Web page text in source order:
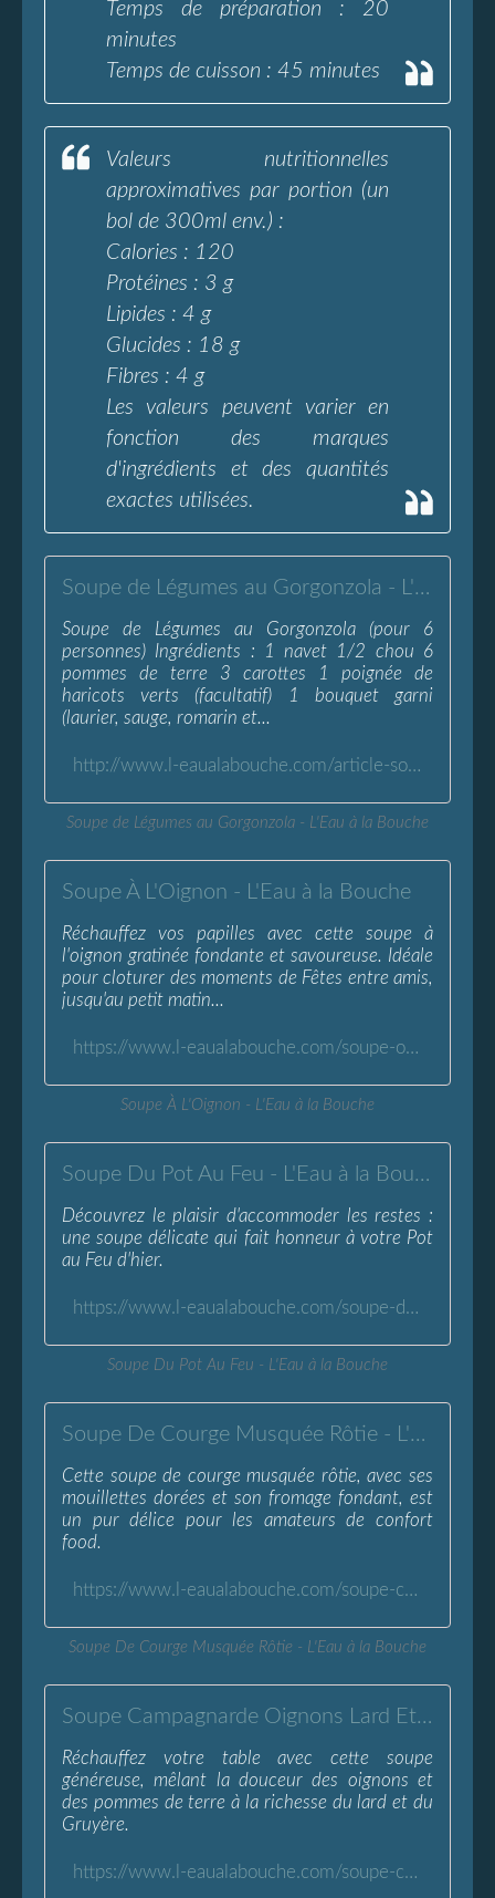
Temps de préparation : 20
minutes
Temps de cuisson : 45 minutes
Valeurs nutritionnelles
approximatives par portion (un
bol de 300ml env.) :
Calories : 120
Protéines : 3 g
Lipides : 4 g
Glucides : 18 g
Fibres : 4 g
Les valeurs peuvent varier en
fonction des marques
d'ingrédients et des quantités
exactes utilisées.
Soupe de Légumes au Gorgonzola - L'Eau à la Bouche
Soupe de Légumes au Gorgonzola (pour 6
personnes) Ingrédients : 1 navet 1/2 chou 6
pommes de terre 3 carottes 1 poignée de
haricots verts (facultatif) 1 bouquet garni
(laurier, sauge, romarin et...
http://www.l-eaualabouche.com/article-soupe-l%C3%A9gumes-gorgonzola-35736595.html
Soupe de Légumes au Gorgonzola - L'Eau à la Bouche
Soupe À L'Oignon - L'Eau à la Bouche
Réchauffez vos papilles avec cette soupe à
l'oignon gratinée fondante et savoureuse. Idéale
pour cloturer des moments de Fêtes entre amis,
jusqu'au petit matin...
https://www.l-eaualabouche.com/soupe-oignon.html
Soupe À L'Oignon - L'Eau à la Bouche
Soupe Du Pot Au Feu - L'Eau à la Bouche
Découvrez le plaisir d'accommoder les restes :
une soupe délicate qui fait honneur à votre Pot
au Feu d'hier.
https://www.l-eaualabouche.com/soupe-du-pot-au-feu.html
Soupe Du Pot Au Feu - L'Eau à la Bouche
Soupe De Courge Musquée Rôtie - L'Eau à la Bouche
Cette soupe de courge musquée rôtie, avec ses
mouillettes dorées et son fromage fondant, est
un pur délice pour les amateurs de confort
food.
https://www.l-eaualabouche.com/soupe-courge-musquee-rotie.html
Soupe De Courge Musquée Rôtie - L'Eau à la Bouche
Soupe Campagnarde Oignons Lard Et Patates - L'Eau à la Bouche
Réchauffez votre table avec cette soupe
généreuse, mêlant la douceur des oignons et
des pommes de terre à la richesse du lard et du
Gruyère.
https://www.l-eaualabouche.com/soupe-campagnarde-oignons-lardons-patates.html